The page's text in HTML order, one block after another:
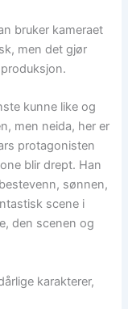
bruker kameraet
men det gjør
kunne like og
men neida, her er
protagonisten
blir drept. Han
sønnen,
scene i
den scenen og
karakterer,